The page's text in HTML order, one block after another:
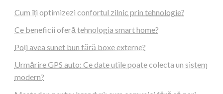
Cum îți optimizezi confortul zilnic prin tehnologie?
Ce beneficii oferă tehnologia smart home?
Poți avea sunet bun fără boxe externe?
Urmărire GPS auto: Ce date utile poate colecta un sistem
modern?